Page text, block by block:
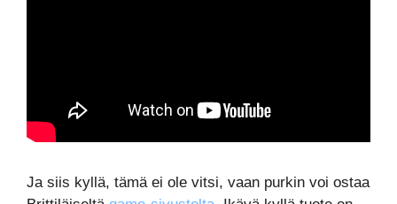
Ja siis kyllä, tämä ei ole vitsi, vaan purkin voi ostaa